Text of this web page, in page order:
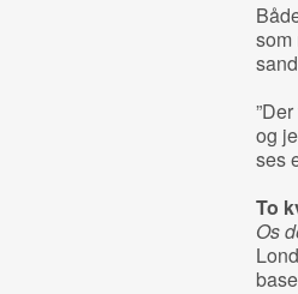
som
og
ses
To
Os